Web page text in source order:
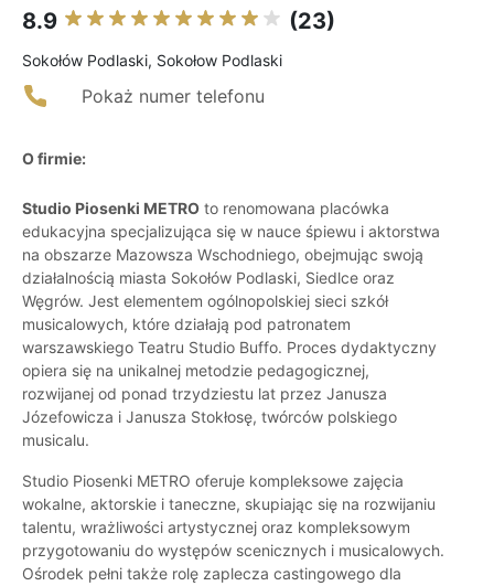
8.9 (23)
Sokołów Podlaski, Sokołow Podlaski
Pokaż numer telefonu
O firmie:
Studio Piosenki METRO to renomowana placówka
edukacyjna specjalizująca się w nauce śpiewu i aktorstwa
na obszarze Mazowsza Wschodniego, obejmując swoją
działalnością miasta Sokołów Podlaski, Siedlce oraz
Węgrów. Jest elementem ogólnopolskiej sieci szkół
musicalowych, które działają pod patronatem
warszawskiego Teatru Studio Buffo. Proces dydaktyczny
opiera się na unikalnej metodzie pedagogicznej,
rozwijanej od ponad trzydziestu lat przez Janusza
Józefowicza i Janusza Stokłosę, twórców polskiego
musicalu.
Studio Piosenki METRO oferuje kompleksowe zajęcia
wokalne, aktorskie i taneczne, skupiając się na rozwijaniu
talentu, wrażliwości artystycznej oraz kompleksowym
przygotowaniu do występów scenicznych i musicalowych.
Ośrodek pełni także rolę zaplecza castingowego dla